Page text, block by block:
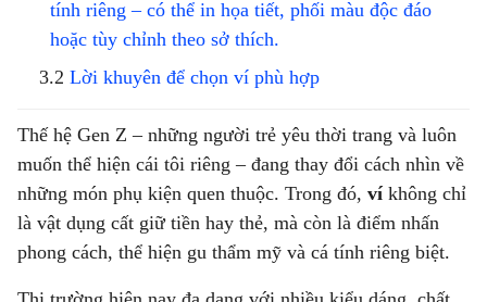
tính riêng – có thể in họa tiết, phối màu độc đáo
hoặc tùy chỉnh theo sở thích.
Lời khuyên để chọn ví phù hợp
Thế hệ Gen Z – những người trẻ yêu thời trang và luôn
muốn thể hiện cái tôi riêng – đang thay đổi cách nhìn về
những món phụ kiện quen thuộc. Trong đó, ví không chỉ
là vật dụng cất giữ tiền hay thẻ, mà còn là điểm nhấn
phong cách, thể hiện gu thẩm mỹ và cá tính riêng biệt.